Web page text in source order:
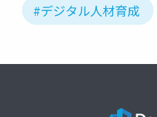
#デジタル人材育成